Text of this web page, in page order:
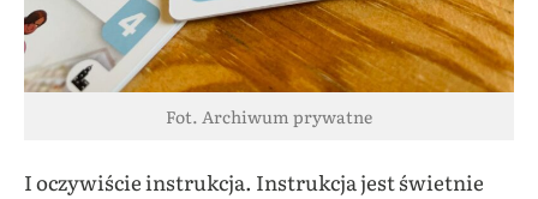
Fot. Archiwum prywatne
I oczywiście instrukcja. Instrukcja jest świetnie